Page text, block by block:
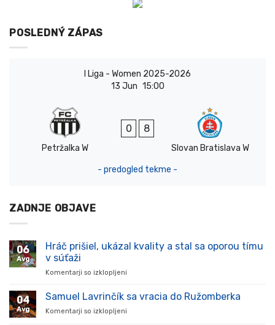
POSLEDNÝ ZÁPAS
I Liga - Women 2025-2026
13 Jun 15:00
Petržalka W
0 8
Slovan Bratislava W
- predogled tekme -
ZADNJE OBJAVE
06
Avg
Hráč prišiel, ukázal kvality a stal sa oporou tímu
v súťaži
Komentarji so izklopljeni
prišiel,
04
Avg
Samuel Lavrinčík sa vracia do Ružomberka
Komentarji so izklopljeni